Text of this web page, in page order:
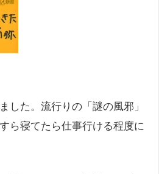
した。流行りの「謎の風邪」
ら寝てたら仕事行ける程度に